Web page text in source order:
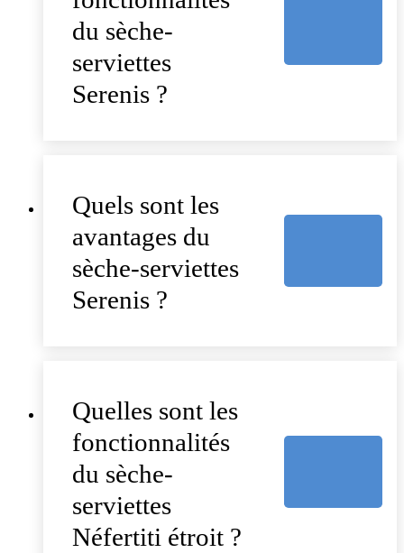
du sèche-
serviettes
Serenis ?
Quels sont les
avantages du
sèche-serviettes
Serenis ?
Quelles sont les
fonctionnalités
du sèche-
serviettes
Néfertiti étroit ?